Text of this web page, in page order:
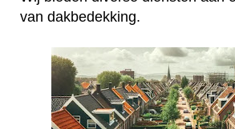
van dakbedekking.